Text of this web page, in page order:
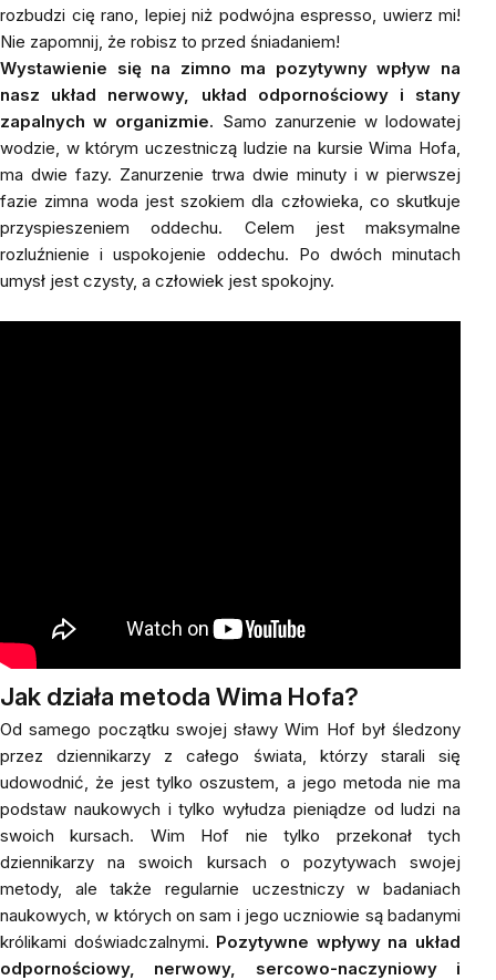
rozbudzi cię rano, lepiej niż podwójna espresso, uwierz mi!
Nie zapomnij, że robisz to przed śniadaniem!
Wystawienie się na zimno ma pozytywny wpływ na
nasz układ nerwowy, układ odpornościowy i stany
zapalnych w organizmie. Samo zanurzenie w lodowatej
wodzie, w którym uczestniczą ludzie na kursie Wima Hofa,
ma dwie fazy. Zanurzenie trwa dwie minuty i w pierwszej
fazie zimna woda jest szokiem dla człowieka, co skutkuje
przyspieszeniem oddechu. Celem jest maksymalne
rozluźnienie i uspokojenie oddechu. Po dwóch minutach
umysł jest czysty, a człowiek jest spokojny.
Jak działa metoda Wima Hofa?
Od samego początku swojej sławy Wim Hof był śledzony
przez dziennikarzy z całego świata, którzy starali się
udowodnić, że jest tylko oszustem, a jego metoda nie ma
podstaw naukowych i tylko wyłudza pieniądze od ludzi na
swoich kursach. Wim Hof nie tylko przekonał tych
dziennikarzy na swoich kursach o pozytywach swojej
metody, ale także regularnie uczestniczy w badaniach
naukowych, w których on sam i jego uczniowie są badanymi
królikami doświadczalnymi. Pozytywne wpływy na układ
odpornościowy, nerwowy, sercowo-naczyniowy i